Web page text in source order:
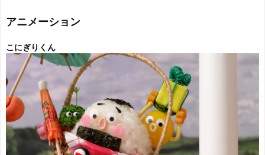
ー
アニメーション
こにぎりくん